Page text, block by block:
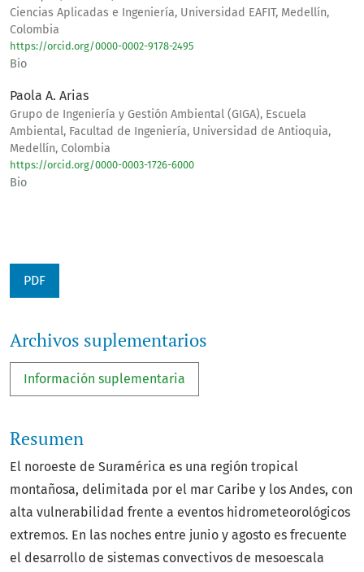
Ciencias Aplicadas e Ingeniería, Universidad EAFIT, Medellín,
Colombia
https://orcid.org/0000-0002-9178-2495
Bio
Paola A. Arias
Grupo de Ingeniería y Gestión Ambiental (GIGA), Escuela
Ambiental, Facultad de Ingeniería, Universidad de Antioquia,
Medellín, Colombia
https://orcid.org/0000-0003-1726-6000
Bio
PDF
Archivos suplementarios
Información suplementaria
Resumen
El noroeste de Suramérica es una región tropical
montañosa, delimitada por el mar Caribe y los Andes, con
alta vulnerabilidad frente a eventos hidrometeorológicos
extremos. En las noches entre junio y agosto es frecuente
el desarrollo de sistemas convectivos de mesoescala